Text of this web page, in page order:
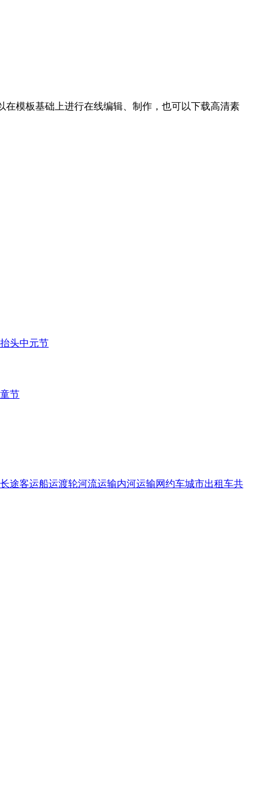
模板基础上进行在线编辑、制作，也可以下载高清素
头中元节
节
长途客运船运渡轮河流运输内河运输网约车城市出租车共